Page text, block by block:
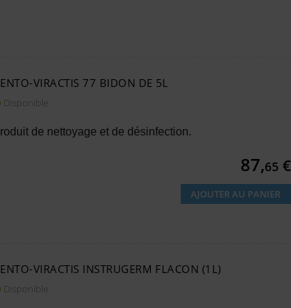
VIRACTIS 77 BIDON DE 5L
Disponible
de nettoyage et de désinfection.
Prix
87,65 €
AJOUTER AU PANIER
VIRACTIS INSTRUGERM FLACON (1L)
Disponible